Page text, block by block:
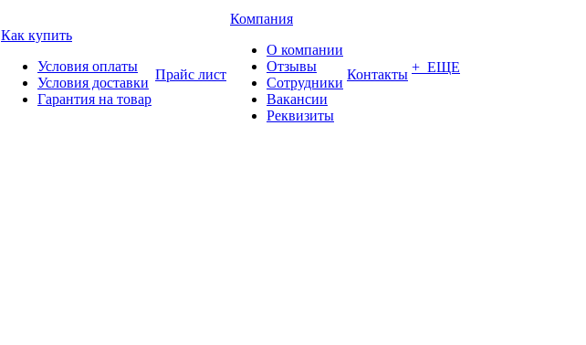
Как купить
Условия оплаты
Условия доставки
Гарантия на товар
Прайс лист
Компания
О компании
Отзывы
Сотрудники
Вакансии
Реквизиты
Контакты + ЕЩЕ